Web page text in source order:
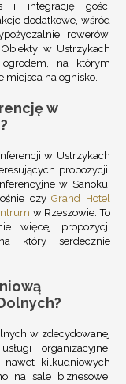
i integrację gości
dodatkowe, wśród
rowerów,
w Ustrzykach
na którym
miejsca na ognisko.
w
w Ustrzykach
propozycji.
w Sanoku,
czyGrand Hotel
w Rzeszowie. To
więcej propozycji
który serdecznie
w zdecydowanej
organizacyjne,
kilkudniowych
na sale biznesowe,